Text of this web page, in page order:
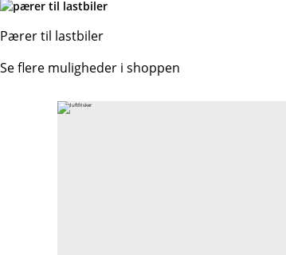
Pærer til lastbiler
Se flere muligheder i shoppen